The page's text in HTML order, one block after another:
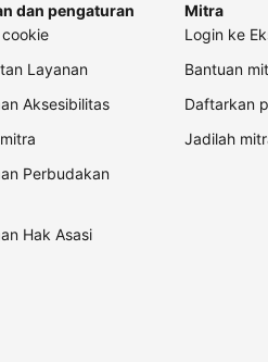
dan pengaturan
Layanan
Aksesibilitas
Perbudakan
Hak Asasi
Mitra
Login ke
Bantuan
Daftarkan
Jadilah